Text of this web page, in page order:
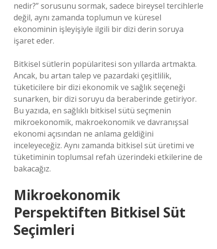
nedir?” sorusunu sormak, sadece bireysel tercihlerle
değil, aynı zamanda toplumun ve küresel
ekonominin işleyişiyle ilgili bir dizi derin soruya
işaret eder.
Bitkisel sütlerin popülaritesi son yıllarda artmakta.
Ancak, bu artan talep ve pazardaki çeşitlilik,
tüketicilere bir dizi ekonomik ve sağlık seçeneği
sunarken, bir dizi soruyu da beraberinde getiriyor.
Bu yazıda, en sağlıklı bitkisel sütü seçmenin
mikroekonomik, makroekonomik ve davranışsal
ekonomi açısından ne anlama geldiğini
inceleyeceğiz. Aynı zamanda bitkisel süt üretimi ve
tüketiminin toplumsal refah üzerindeki etkilerine de
bakacağız.
Mikroekonomik
Perspektiften Bitkisel Süt
Seçimleri